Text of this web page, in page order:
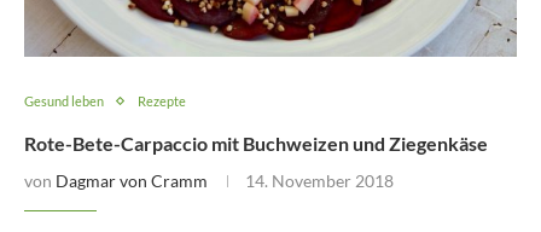
Gesund leben Rezepte
Rote-Bete-Carpaccio mit Buchweizen und Ziegenkäse
von Dagmar von Cramm 14. November 2018